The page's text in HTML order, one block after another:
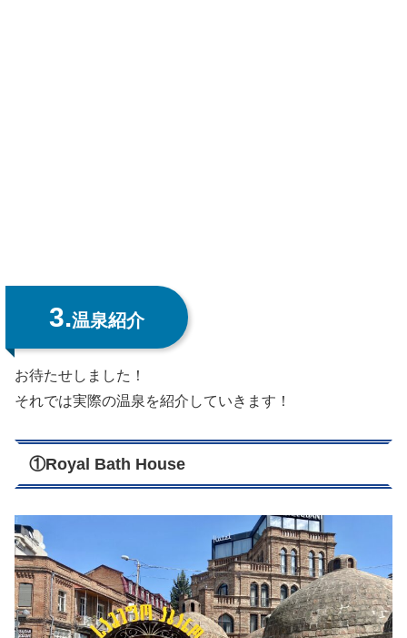
3.温泉紹介
お待たせしました！
それでは実際の温泉を紹介していきます！
①Royal Bath House